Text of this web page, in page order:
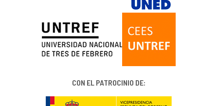
CON EL PATROCINIO DE: